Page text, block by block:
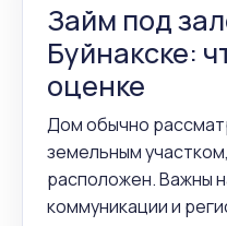
Займ под
Буйнакске:
оценке
Дом обычно
земельным
расположен. Важны
коммуникации и